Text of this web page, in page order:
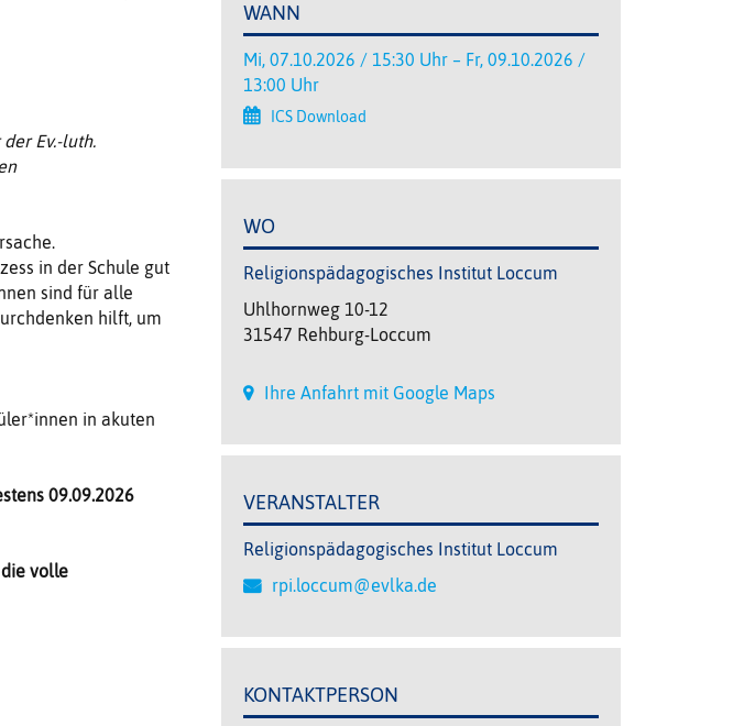
Ev.-luth.
in der Schule gut
sind für alle
hilft, um
in akuten
09.09.2026
volle
WANN
Mi, 07.10.2026 / 15:30 Uhr – Fr, 09.10.2026 /
13:00 Uhr
ICS Download
WO
Religionspädagogisches Institut Loccum
Uhlhornweg 10-12
31547 Rehburg-Loccum
Ihre Anfahrt mit Google Maps
VERANSTALTER
Religionspädagogisches Institut Loccum
rpi.loccum@evlka.de
KONTAKTPERSON